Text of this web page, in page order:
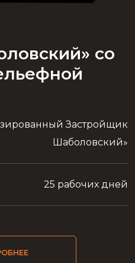
со
Застройщик
Шаболовский»
25 рабочих дней